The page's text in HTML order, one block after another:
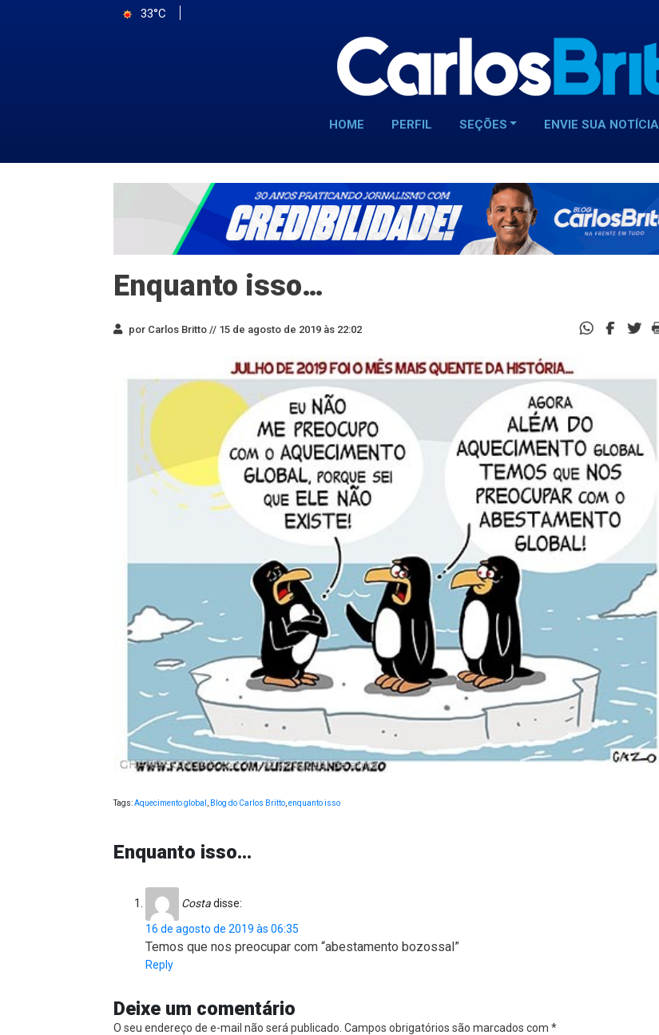
33°C
HOME PERFIL SEÇÕES ENVIE SUA NOTÍCIA
Enquanto isso…
por Carlos Britto // 15 de agosto de 2019 às 22:02
Tags:Aquecimento global Blog do Carlos Britto enquanto isso
Enquanto isso…
Costadisse:
16 de agosto de 2019 às 06:35
Temos que nos preocupar com “abestamento bozossal”
Reply
Deixe um comentário
O seu endereço de e-mail não será publicado. Campos obrigatórios são marcados com *